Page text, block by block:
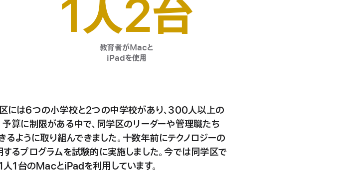
1人2台
教育者がMacと
iPadを使用
には6つの小学校と2つの中学校があり、300人以上の
算に制限がある中で、同学区のリーダーや管理職たち
ように取り組んできました。十数年前にテクノロジーの
るプログラムを試験的に実施しました。今では同学区で
人1台のMacとiPadを利用しています。